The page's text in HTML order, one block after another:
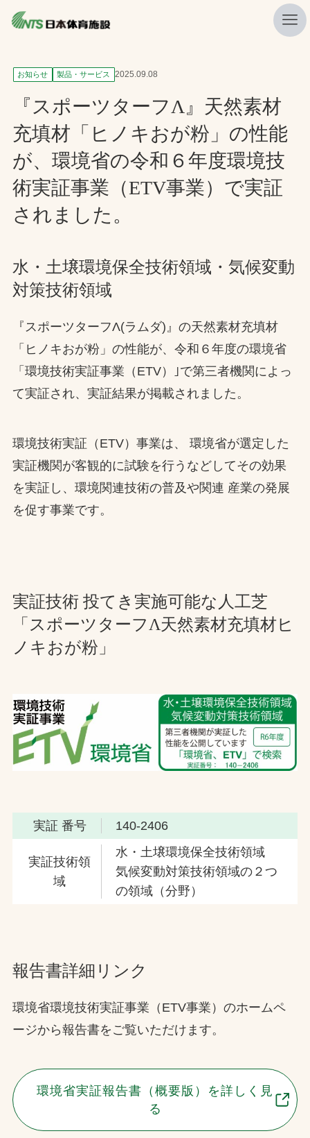
私たちの強み
ニュース
プレスリリース
レポート
製品・サービス一覧
施工・管理実績一覧
採用情報
お問合せ
お取引先の皆様へ
お知らせ 製品・サービス 2025.09.08
『スポーツターフΛ』天然素材
充填材「ヒノキおが粉」の性能
が、環境省の令和６年度環境技
術実証事業（ETV事業）で実証
されました。
水・土壌環境保全技術領域・気候変動
対策技術領域
『スポーツターフΛ(ラムダ)』の天然素材充填材
「ヒノキおが粉」の性能が、令和６年度の環境省
「環境技術実証事業（ETV）｣で第三者機関によっ
て実証され、実証結果が掲載されました。
環境技術実証（ETV）事業は、 環境省が選定した
実証機関が客観的に試験を行うなどしてその効果
を実証し、環境関連技術の普及や関連 産業の発展
を促す事業です。
実証技術 投てき実施可能な人工芝
「スポーツターフΛ天然素材充填材ヒ
ノキおが粉」
実証 番号 140-2406
実証技術領
域
水・土壌環境保全技術領域
気候変動対策技術領域の２つ
の領域（分野）
報告書詳細リンク
環境省環境技術実証事業（ETV事業）のホームペ
ージから報告書をご覧いただけます。
環境省実証報告書（概要版）を詳しく見
る